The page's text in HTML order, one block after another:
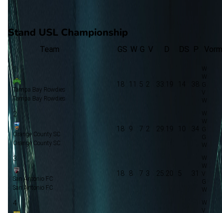
vorm
Stand USL Championship
Team GS W G V D DS P Vorm
1
Tampa Bay Rowdies
Tampa Bay Rowdies
18 11 5 2 33:19
2
Orange County SC
Orange County SC
18 9 7 2 29:19 34
3
San Antonio FC
San Antonio FC
18 8 7 3 25:20 31
4